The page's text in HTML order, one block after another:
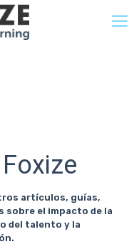
artículos, guías,
sobre el impacto de la
del talento y la